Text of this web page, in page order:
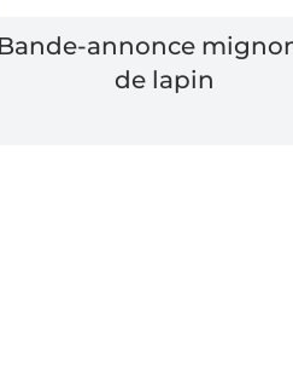
Bande-annonce
de lapin